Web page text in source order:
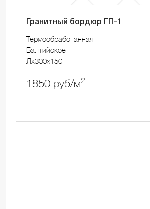
Гранитный бордюр ГП-1
Термообработанная
Балтийское
Лx300x150
1850 руб/м2